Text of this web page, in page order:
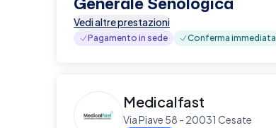
Vedi altre prestazioni
Pagamento in sede Conferma immediata
Medicalfast
Via Piave 58 - 20031 Cesate